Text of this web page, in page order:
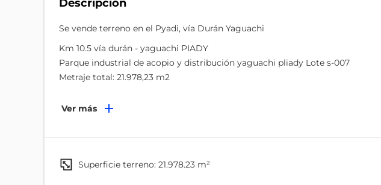
Descripción
Se vende terreno en el Pyadi, vía Durán Yaguachi
Km 10.5 vía durán - yaguachi PIADY
Parque industrial de acopio y distribución yaguachi pliady Lote s-007
Metraje total: 21.978,23 m2
Precio total: $3,934.103,17
Ver más
superficie terreno: 21.978.23 m²